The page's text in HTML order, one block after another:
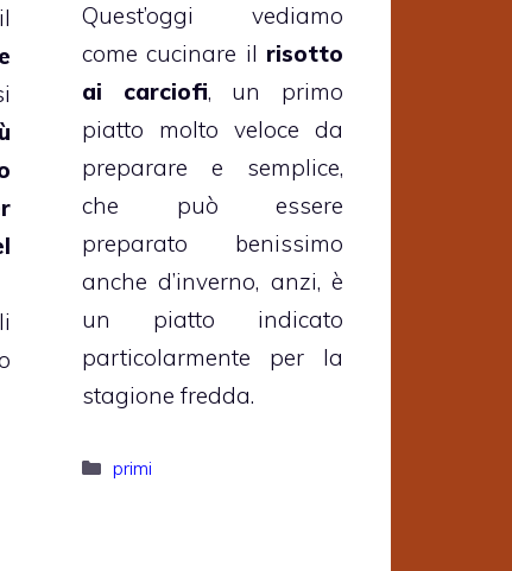
Quest’oggi vediamo
come cucinare il risotto
ai carciofi, un primo
piatto molto veloce da
preparare e semplice,
che può essere
preparato benissimo
anche d’inverno, anzi, è
un piatto indicato
particolarmente per la
stagione fredda.
Categorie
primi